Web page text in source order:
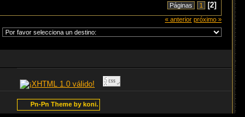
Páginas 1 [2]
« anterior próximo »
Pn-Pn Theme by koni.